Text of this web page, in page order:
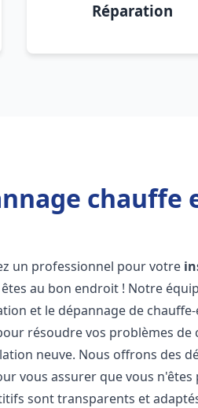
Réparation
chauffe
un professionnel pour votre
êtes au bon endroit ! Notre
et le dépannage de
résoudre vos problèmes de
neuve. Nous offrons des
vous assurer que vous
sont transparents et